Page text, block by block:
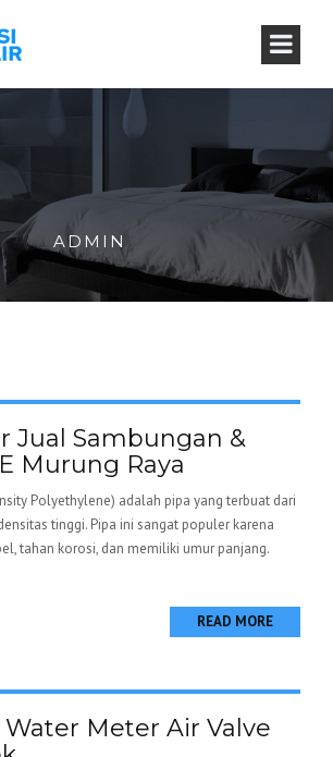
ADMIN
Jual Sambungan &
Murung Raya
Polyethylene) adalah pipa yang terbuat dari
tinggi. Pipa ini sangat populer karena
tahan korosi, dan memiliki umur panjang.
READ MORE
Meter Air Valve